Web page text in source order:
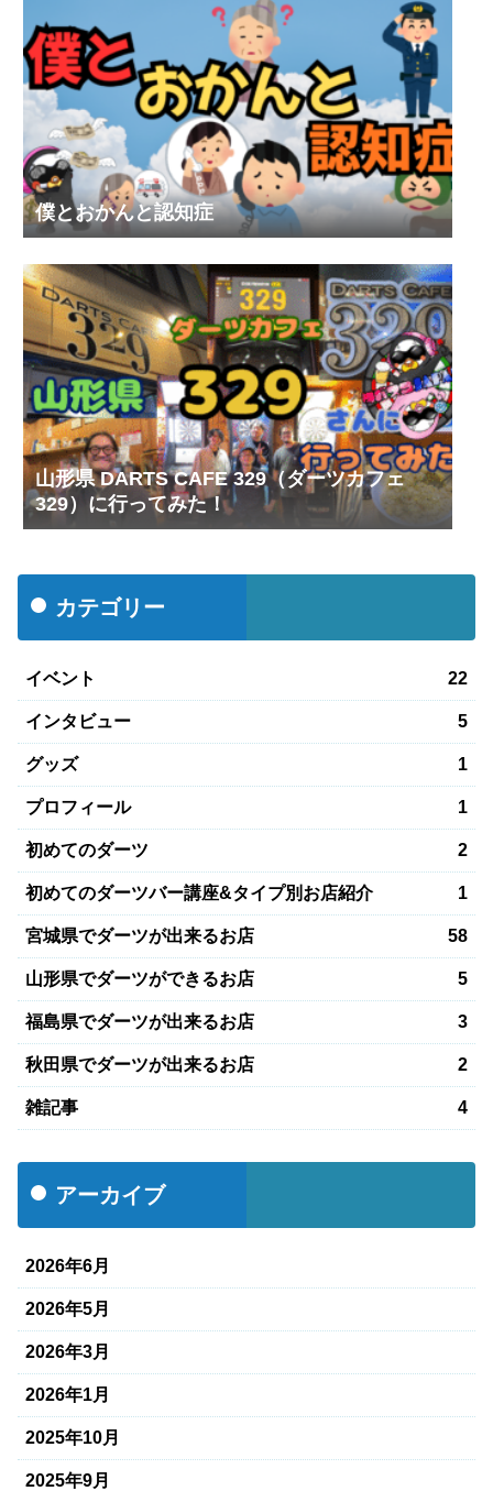
僕とおかんと認知症
山形県 DARTS CAFE 329（ダーツカフェ
329）に行ってみた！
カテゴリー
イベント 22
インタビュー 5
グッズ 1
プロフィール 1
初めてのダーツ 2
初めてのダーツバー講座&タイプ別お店紹介 1
宮城県でダーツが出来るお店 58
山形県でダーツができるお店 5
福島県でダーツが出来るお店 3
秋田県でダーツが出来るお店 2
雑記事 4
アーカイブ
2026年6月
2026年5月
2026年3月
2026年1月
2025年10月
2025年9月